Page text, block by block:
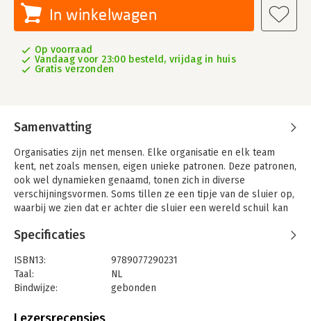
In winkelwagen
Op voorraad
Vandaag voor 23:00 besteld, vrijdag in huis
Gratis verzonden
Samenvatting
Organisaties zijn net mensen. Elke organisatie en elk team
kent, net zoals mensen, eigen unieke patronen. Deze patronen,
ook wel dynamieken genaamd, tonen zich in diverse
verschijningsvormen. Soms tillen ze een tipje van de sluier op,
waarbij we zien dat er achter die sluier een wereld schuil kan
een weg te banen van die verschijnselen naar de
kunt vinden.
Met systemische werkvormen laten we die verschijnselen
Waarom blijven bepaalde ongewenste zaken in organisaties
Specificaties
ISBN13:
9789077290231
Taal:
NL
Bindwijze:
gebonden
Uitgever: